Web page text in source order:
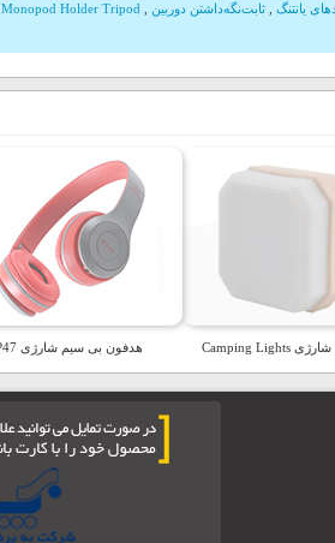
یانتنگ ثابت‌نگه‌داشتن دوربین Holder Tripod
هدفون بی سیم شارژی P47